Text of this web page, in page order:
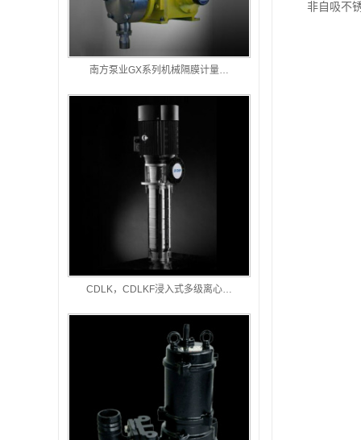
非自吸不锈
南方
南方
南方泵业GX系列机械隔膜计量…
CDLK，CDLKF浸入式多级离心…